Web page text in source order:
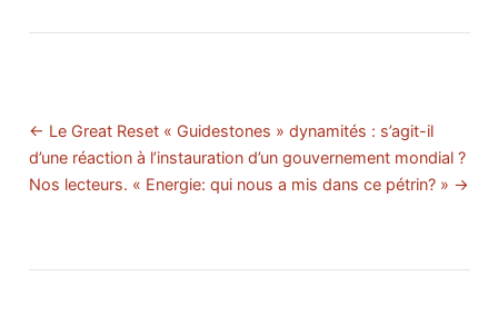
← Le Great Reset « Guidestones » dynamités : s’agit-il
d’une réaction à l’instauration d’un gouvernement mondial ?
Nos lecteurs. « Energie: qui nous a mis dans ce pétrin? » →